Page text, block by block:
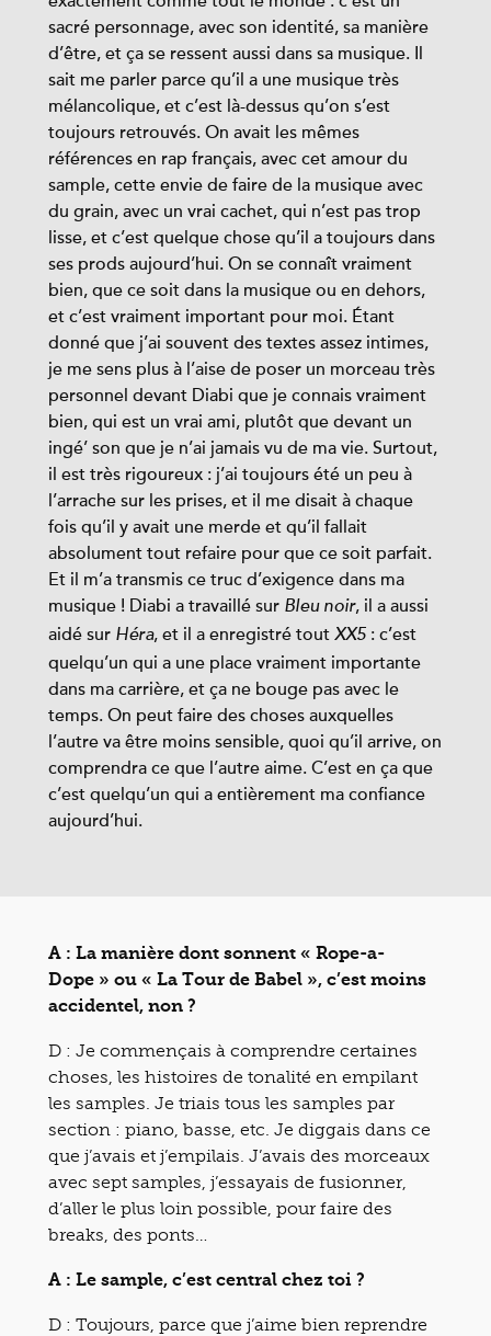
sacré personnage, avec son identité, sa manière
d’être, et ça se ressent aussi dans sa musique. Il
sait me parler parce qu’il a une musique très
mélancolique, et c’est là-dessus qu’on s’est
toujours retrouvés. On avait les mêmes
références en rap français, avec cet amour du
sample, cette envie de faire de la musique avec
du grain, avec un vrai cachet, qui n’est pas trop
lisse, et c’est quelque chose qu’il a toujours dans
ses prods aujourd’hui. On se connaît vraiment
bien, que ce soit dans la musique ou en dehors,
et c’est vraiment important pour moi. Étant
donné que j’ai souvent des textes assez intimes,
je me sens plus à l’aise de poser un morceau très
personnel devant Diabi que je connais vraiment
bien, qui est un vrai ami, plutôt que devant un
ingé’ son que je n’ai jamais vu de ma vie. Surtout,
il est très rigoureux : j’ai toujours été un peu à
l’arrache sur les prises, et il me disait à chaque
fois qu’il y avait une merde et qu’il fallait
absolument tout refaire pour que ce soit parfait.
Et il m’a transmis ce truc d’exigence dans ma
musique ! Diabi a travaillé sur Bleu noir, il a aussi
aidé sur Héra, et il a enregistré tout XX5 : c’est
quelqu’un qui a une place vraiment importante
dans ma carrière, et ça ne bouge pas avec le
temps. On peut faire des choses auxquelles
l’autre va être moins sensible, quoi qu’il arrive, on
comprendra ce que l’autre aime. C’est en ça que
c’est quelqu’un qui a entièrement ma confiance
aujourd’hui.
A : La manière dont sonnent « Rope-a-
Dope » ou « La Tour de Babel », c’est moins
accidentel, non ?
D : Je commençais à comprendre certaines
choses, les histoires de tonalité en empilant
les samples. Je triais tous les samples par
section : piano, basse, etc. Je diggais dans ce
que j’avais et j’empilais. J’avais des morceaux
avec sept samples, j’essayais de fusionner,
d’aller le plus loin possible, pour faire des
breaks, des ponts…
A : Le sample, c’est central chez toi ?
D : Toujours, parce que j’aime bien reprendre